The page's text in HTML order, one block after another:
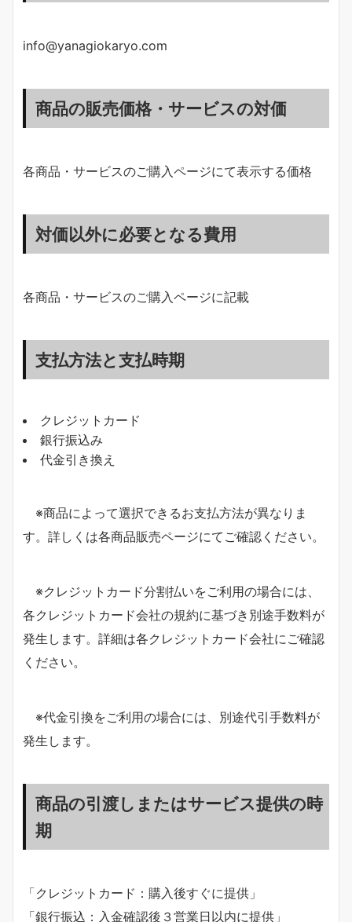
info@yanagiokaryo.com
商品の販売価格・サービスの対価
各商品・サービスのご購入ページにて表示する価格
対価以外に必要となる費用
各商品・サービスのご購入ページに記載
支払方法と支払時期
クレジットカード
銀行振込み
代金引き換え
※商品によって選択できるお支払方法が異なりま
す。詳しくは各商品販売ページにてご確認ください。
※クレジットカード分割払いをご利用の場合には、
各クレジットカード会社の規約に基づき別途手数料が
発生します。詳細は各クレジットカード会社にご確認
ください。
※代金引換をご利用の場合には、別途代引手数料が
発生します。
商品の引渡しまたはサービス提供の時
期
「クレジットカード：購入後すぐに提供」
「銀行振込：入金確認後３営業日以内に提供」